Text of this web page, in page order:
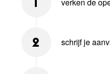
1
2 schrijf je